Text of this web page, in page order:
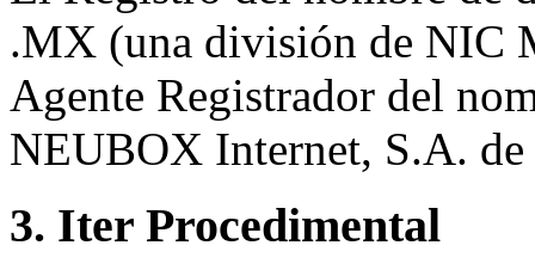
.MX (una división de NIC
Agente Registrador del
NEUBOX Internet, S.A. de
3. Iter Procedimental